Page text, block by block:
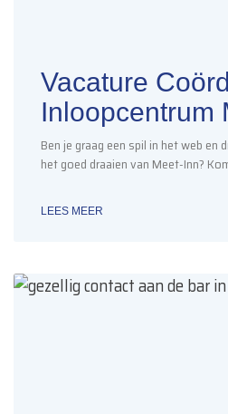
Vacature
Inloopcentrum
Ben je graag een spil in het web en
het goed draaien van Meet-Inn?
LEES MEER